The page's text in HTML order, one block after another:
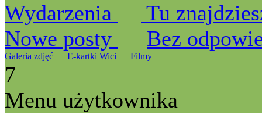
Wydarzenia
Tu
Nowe posty
Bez
Galeria zdjęć E-kartki Wici Filmy
7
Menu użytkownika